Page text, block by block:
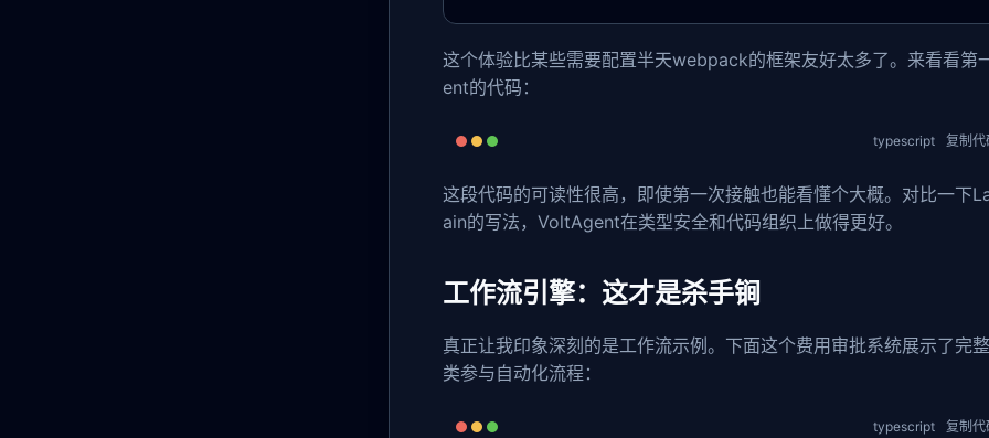
这个体验比某些需要配置半天webpack的框架友好太多了。来看看第
ent的代码：
typescript 复制代
这段代码的可读性很高，即使第一次接触也能看懂个大概。对比一下
ain的写法，VoltAgent在类型安全和代码组织上做得更好。
工作流引擎：这才是杀手锏
真正让我印象深刻的是工作流示例。下面这个费用审批系统展示了完
类参与自动化流程：
typescript 复制代